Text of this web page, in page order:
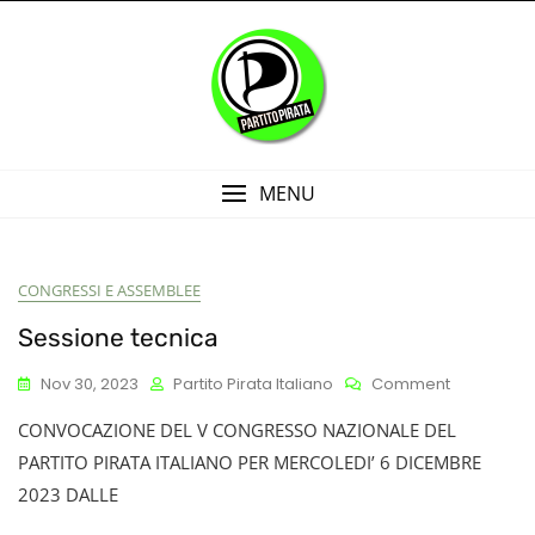
MENU
Blog
CONGRESSI E ASSEMBLEE
Sessione tecnica
Nov 30, 2023 Partito Pirata Italiano CommentOn
Tecnica
CONVOCAZIONE DEL V CONGRESSO NAZIONALE DEL
PARTITO PIRATA ITALIANO PER MERCOLEDI’ 6 DICEMBRE
2023 DALLE